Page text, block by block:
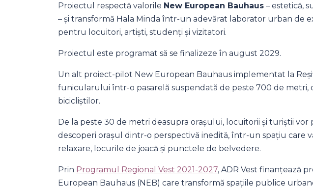
Proiectul respectă valorile New European Bauhaus – estetică,
– și transformă Hala Minda într-un adevărat laborator urban de
pentru locuitori, artiști, studenți și vizitatori.
Proiectul este programat să se finalizeze în august 2029.
Un alt proiect-pilot New European Bauhaus implementat la
funicularului într-o pasarelă suspendată de peste 700 de metri,
bicicliștilor.
De la peste 30 de metri deasupra orașului, locuitorii și turiștii vor
descoperi orașul dintr-o perspectivă inedită, într-un spațiu care
relaxare, locurile de joacă și punctele de belvedere.
Prin Programul Regional Vest 2021-2027, ADR Vest finanțează
European Bauhaus (NEB) care transformă spațiile publice